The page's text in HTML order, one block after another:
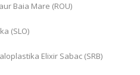
Baia Mare (ROU)
(SLO)
Elixir Sabac (SRB)